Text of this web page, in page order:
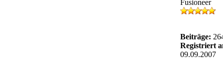
Fusioneer
Beiträge:
Registriert
09.09.2007